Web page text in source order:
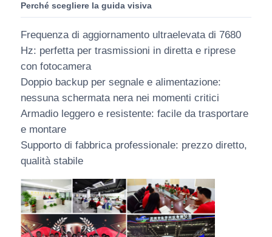
Perché scegliere la guida visiva
Frequenza di aggiornamento ultraelevata di 7680
Hz: perfetta per trasmissioni in diretta e riprese
con fotocamera
Doppio backup per segnale e alimentazione:
nessuna schermata nera nei momenti critici
Armadio leggero e resistente: facile da trasportare
e montare
Supporto di fabbrica professionale: prezzo diretto,
qualità stabile